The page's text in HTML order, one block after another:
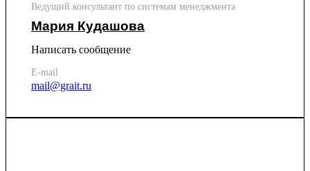
Ведущий консультант по системам менеджмента
Мария Кудашова
Написать сообщение
E-mail
mail@grait.ru